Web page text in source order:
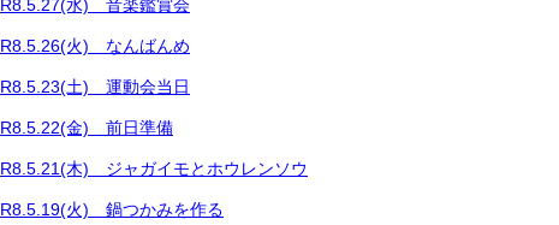
R8.5.27(水) 音楽鑑賞会
R8.5.26(火) なんばんめ
R8.5.23(土) 運動会当日
R8.5.22(金) 前日準備
R8.5.21(木) ジャガイモとホウレンソウ
R8.5.19(火) 鍋つかみを作る